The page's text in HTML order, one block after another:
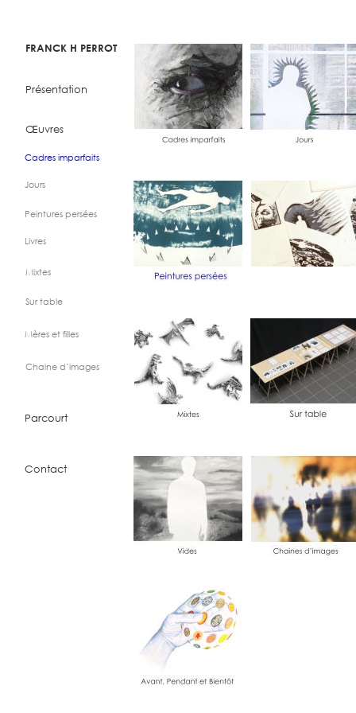
FRANCK H PERROT
Présentation
Œuvres
Cadres imparfaits
Jours
Peintures persées
Livres
Mixtes
Sur table
Mères et filles
Chaine d’images
Parcourt
Contact